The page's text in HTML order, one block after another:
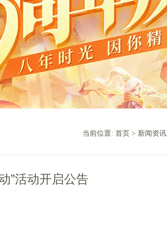
当前位置: 首页 > 新闻资讯
”活动开启公告